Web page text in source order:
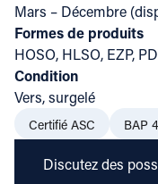
Mars – Décembre
Formes de produits
HOSO, HLSO, EZP,
Condition
Vers, surgelé
Certifié ASC BAP
Discutez des